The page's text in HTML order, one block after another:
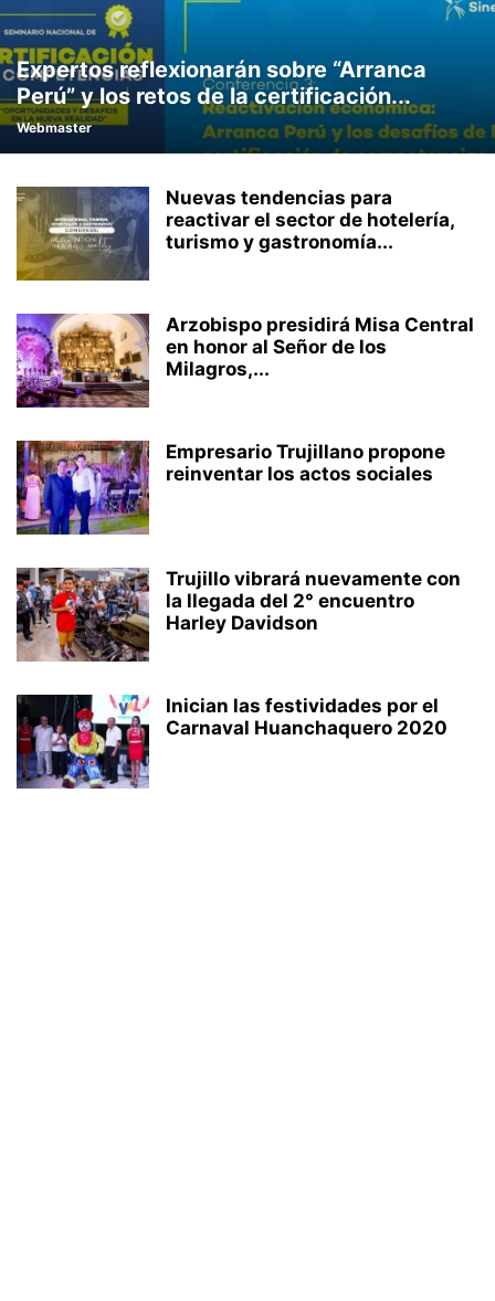
Expertos reflexionarán sobre “Arranca
Perú” y los retos de la certificación...
Webmaster
Nuevas tendencias para
reactivar el sector de hotelería,
turismo y gastronomía...
Arzobispo presidirá Misa Central
en honor al Señor de los
Milagros,...
Empresario Trujillano propone
reinventar los actos sociales
Trujillo vibrará nuevamente con
la llegada del 2° encuentro
Harley Davidson
Inician las festividades por el
Carnaval Huanchaquero 2020